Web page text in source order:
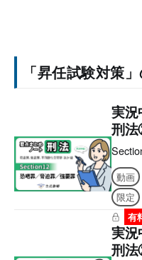
「昇任試験対策
実況
刑
動画
限定
有
実況
刑